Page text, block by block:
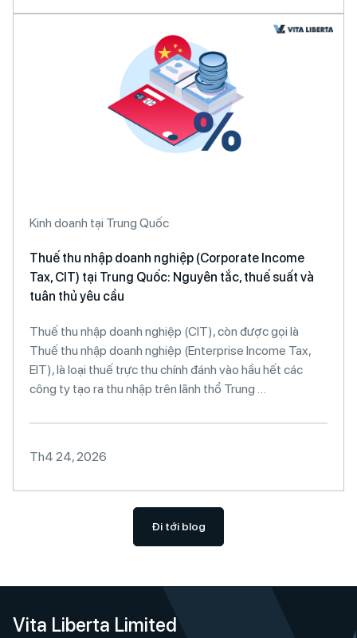
Kinh doanh tại Trung Quốc
Thuế thu nhập doanh nghiệp (Corporate Income
Tax, CIT) tại Trung Quốc: Nguyên tắc, thuế suất và
tuân thủ yêu cầu
Thuế thu nhập doanh nghiệp (CIT), còn được gọi là
Thuế thu nhập doanh nghiệp (Enterprise Income Tax,
EIT), là loại thuế trực thu chính đánh vào hầu hết các
công ty tạo ra thu nhập trên lãnh thổ Trung …
Th4 24, 2026
Đi tới blog
Vita Liberta Limited